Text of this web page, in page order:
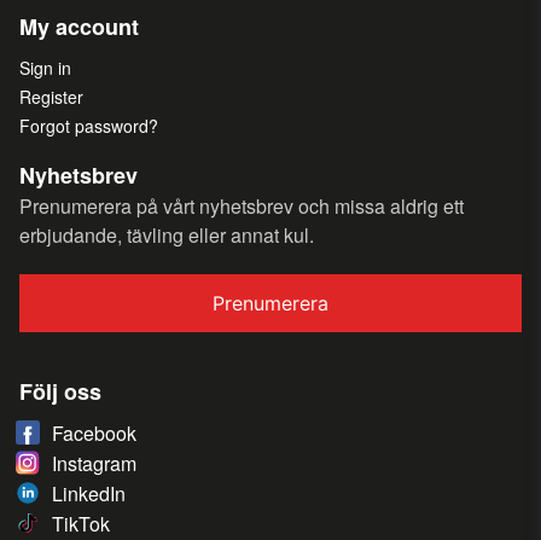
My account
Sign in
Register
Forgot password?
Nyhetsbrev
Prenumerera på vårt nyhetsbrev och missa aldrig ett
erbjudande, tävling eller annat kul.
Prenumerera
Följ oss
Facebook
Instagram
LinkedIn
TikTok